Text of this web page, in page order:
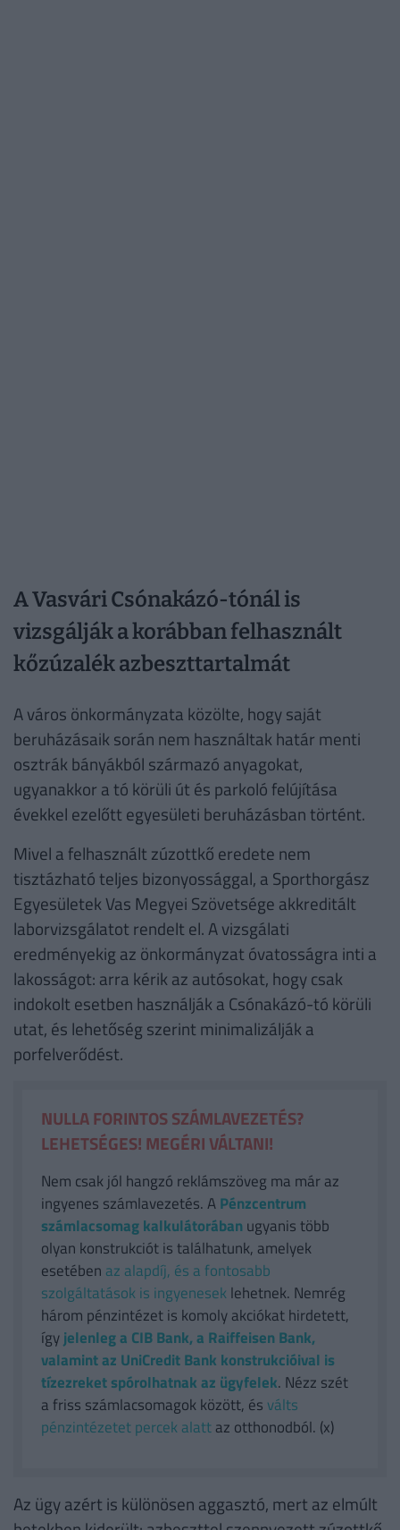
A Vasvári Csónakázó-tónál is
vizsgálják a korábban felhasznált
kőzúzalék azbeszttartalmát
A város önkormányzata közölte, hogy saját
beruházásaik során nem használtak határ menti
osztrák bányákból származó anyagokat,
ugyanakkor a tó körüli út és parkoló felújítása
évekkel ezelőtt egyesületi beruházásban történt.
Mivel a felhasznált zúzottkő eredete nem
tisztázható teljes bizonyossággal, a Sporthorgász
Egyesületek Vas Megyei Szövetsége akkreditált
laborvizsgálatot rendelt el. A vizsgálati
eredményekig az önkormányzat óvatosságra inti a
lakosságot: arra kérik az autósokat, hogy csak
indokolt esetben használják a Csónakázó-tó körüli
utat, és lehetőség szerint minimalizálják a
porfelverődést.
NULLA FORINTOS SZÁMLAVEZETÉS?
LEHETSÉGES! MEGÉRI VÁLTANI!
Nem csak jól hangzó reklámszöveg ma már az
ingyenes számlavezetés. APénzcentrum
számlacsomag kalkulátorábanugyanis több
olyan konstrukciót is találhatunk, amelyek
esetében az alapdíj, és a fontosabb
szolgáltatások is ingyeneseklehetnek. Nemrég
három pénzintézet is komoly akciókat hirdetett,
ígyjelenleg a CIB Bank, a Raiffeisen Bank,
valamint az UniCredit Bank konstrukcióival is
tízezreket spórolhatnak az ügyfelek. Nézz szét
a friss számlacsomagok között, és válts
pénzintézetet percek alattaz otthonodból. (x)
Az ügy azért is különösen aggasztó, mert az elmúlt